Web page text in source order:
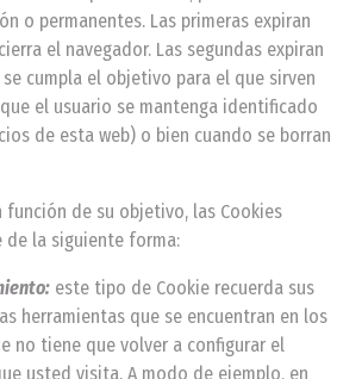
o permanentes. Las primeras expiran
el navegador. Las segundas expiran
cumpla el objetivo para el que sirven
el usuario se mantenga identificado
de esta web) o bien cuando se borran
función de su objetivo, las Cookies
de la siguiente forma:
este tipo de Cookie recuerda sus
herramientas que se encuentran en los
no tiene que volver a configurar el
usted visita. A modo de ejemplo, en